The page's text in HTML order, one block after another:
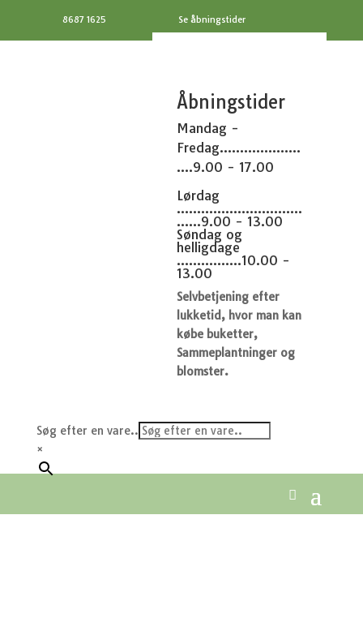
8687 1625 Se åbningstider
Åbningstider
Mandag -
Fredag....................
....9.00 - 17.00
Lørdag
...............................
......9.00 - 13.00
Søndag og
helligdage
................10.00 -
13.00
Selvbetjening efter
lukketid, hvor man kan
købe buketter,
Sammeplantninger og
blomster.
Søg efter en vare..
×